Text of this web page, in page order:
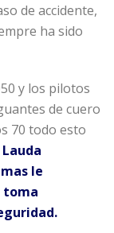
de accidente,
ha sido
y los pilotos
de cuero
70 todo esto
le
toma